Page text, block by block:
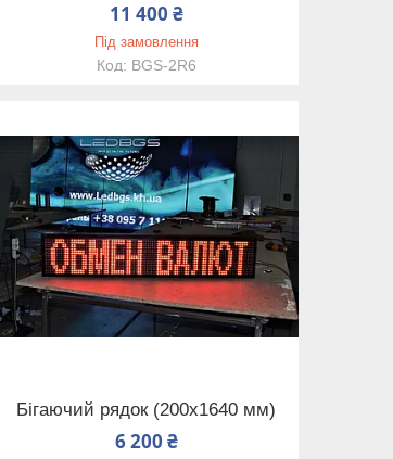
11 400 ₴
Під замовлення
BGS-2R6
Бігаючий рядок (200х1640 мм)
6 200 ₴